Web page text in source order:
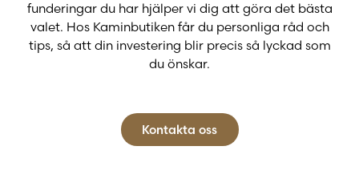
funderingar du har hjälper vi dig att göra det bästa
valet. Hos Kaminbutiken får du personliga råd och
tips, så att din investering blir precis så lyckad som
du önskar.
Kontakta oss